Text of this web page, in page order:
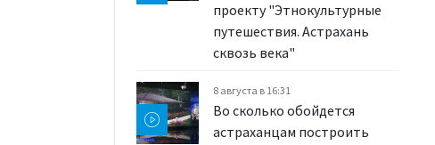
проекту "Этнокультурные
путешествия. Астрахань
сквозь века"
8 августа в 16:31
Во сколько обойдется
астраханцам построить